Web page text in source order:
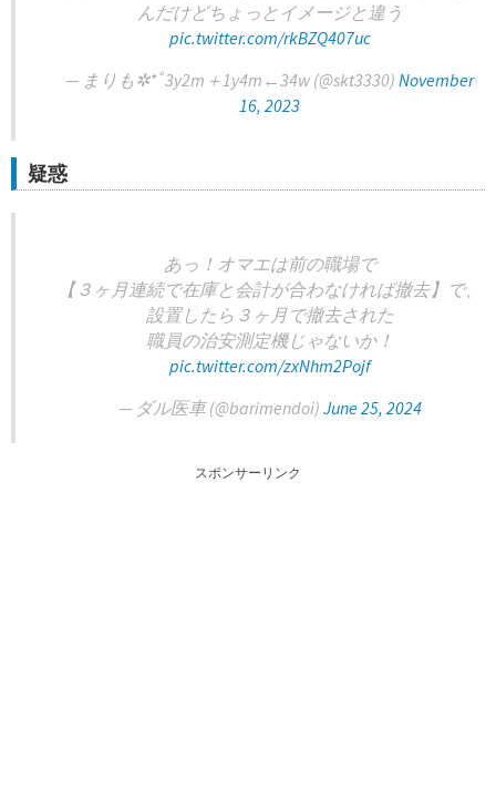
んだけどちょっとイメージと違う
pic.twitter.com/rkBZQ407uc
— まりも✲*ﾟ3y2m＋1y4m←34w (@skt3330) November
16, 2023
疑惑
あっ！オマエは前の職場で
【３ヶ月連続で在庫と会計が合わなければ撤去】で、
設置したら３ヶ月で撤去された
職員の治安測定機じゃないか！
pic.twitter.com/zxNhm2Pojf
— ダル医車 (@barimendoi) June 25, 2024
スポンサーリンク